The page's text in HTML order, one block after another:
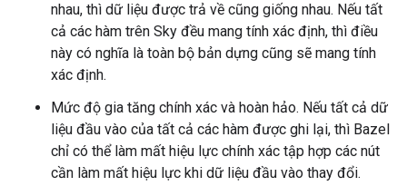
nhau, thì dữ liệu được trả về cũng giống nhau. Nếu tất
cả các hàm trên Sky đều mang tính xác định, thì điều
này có nghĩa là toàn bộ bản dựng cũng sẽ mang tính
xác định.
Mức độ gia tăng chính xác và hoàn hảo. Nếu tất cả dữ
liệu đầu vào của tất cả các hàm được ghi lại, thì Bazel
chỉ có thể làm mất hiệu lực chính xác tập hợp các nút
cần làm mất hiệu lực khi dữ liệu đầu vào thay đổi.